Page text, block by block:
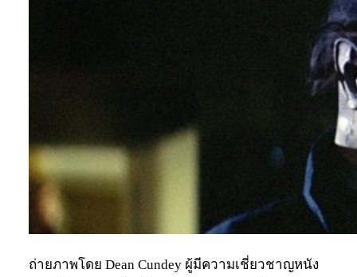
ถ่ายภาพโดย Dean Cundey ผู้มีความเชี่ยวชาญหนัง